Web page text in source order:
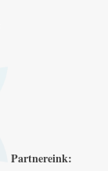
Partnereink: